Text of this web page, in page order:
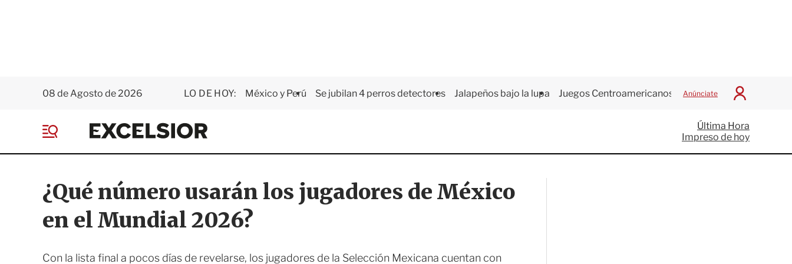
08 de Agosto de 2026 LO DE HOY: México y Perú Se jubilan 4 perros detectores Jalapeños bajo la lupa Juegos Centroamericanos Anúnciate
I
c
i
a
E
x
e
i
o
r
e
Última Hora
Impreso de hoy
¿Qué número usarán los jugadores de México
en el Mundial 2026?
Con la lista final a pocos días de revelarse, los jugadores de la Selección Mexicana cuentan con